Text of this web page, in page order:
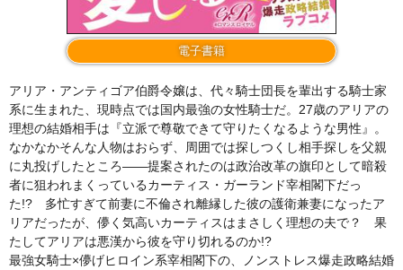
電子書籍
アリア・アンティゴア伯爵令嬢は、代々騎士団長を輩出する騎士家
系に生まれた、現時点では国内最強の女性騎士だ。27歳のアリアの
理想の結婚相手は『立派で尊敬できて守りたくなるような男性』。
なかなかそんな人物はおらず、周囲では探しつくし相手探しを父親
に丸投げしたところ――提案されたのは政治改革の旗印として暗殺
者に狙われまくっているカーティス・ガーランド宰相閣下だっ
た!? 多忙すぎて前妻に不倫され離縁した彼の護衛兼妻になったア
リアだったが、儚く気高いカーティスはまさしく理想の夫で？ 果
たしてアリアは悪漢から彼を守り切れるのか!?
最強女騎士×儚げヒロイン系宰相閣下の、ノンストレス爆走政略結婚